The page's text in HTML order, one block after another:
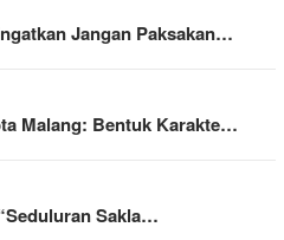
Jangan Paksakan…
Malang: Bentuk Karakte…
Sakla…